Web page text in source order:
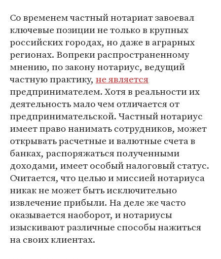
Со временем частный нотариат завоевал
ключевые позиции не только в крупных
российских городах, но даже в аграрных
регионах. Вопреки распространенному
мнению, по закону нотариус, ведущий
частную практику, не является
предпринимателем. Хотя в реальности их
деятельность мало чем отличается от
предпринимательской. Частный нотариус
имеет право нанимать сотрудников, может
открывать расчетные и валютные счета в
банках, распоряжаться полученными
доходами, имеет особый налоговый статус.
Считается, что целью и миссией нотариуса
никак не может быть исключительно
извлечение прибыли. На деле же часто
оказывается наоборот, и нотариусы
изыскивают различные способы нажиться
на своих клиентах.